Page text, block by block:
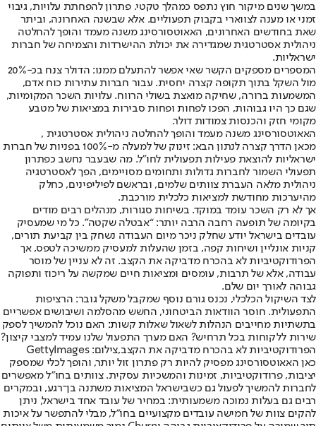
במשך שנים מיקור חוץ נתפס כמהלך טקטי. פתרון להפחתת עלויות, גיבוי
זמני או מענה לצווארי בקבוק תפעוליים. אלא שבשנה האחרונה, וביתר
שאת בחודשים האחרונים, האאוטסורסינג משנה מעמד והופך להחלטה
ניהולית אסטרטגית שמגדירה את יכולת ההישרדות והצמיחה של חברות
ישראליות.
המספרים מספקים הקשר שאי אפשר להתעלם ממנו: הדולר צנח בכ-20%
מול השקל בתוך תקופה קצרה יחסית. עבור חברות עתירות כוח אדם,
המשמעות ברורה, שחיקה מואצת בשולי הרווח. עלויות השכר המקומיות,
שגם כך היו גבוהות, הפכו לפחות ופחות סבירות במציאות של מטבע
מקומי חזק והכנסות צמודות דולר.
האאוטסורסינג משנה מעמד והופך להחלטה ניהולית אסטרטגית ,
מכאן הדרך קצרה לנתון הבא: זינוק של למעלה מ-100% בפניות של חברות
ישראליות להוצאת פעילות תפעולית לחו״ל. מה שבעבר נחשב כפתרון
תפעולי השמור לחברות גדולות ותחומים מסויימים, הפך לאסטרטגיה
ניהולית מלאה העברת צוותים שלמים, ובראשם לפיליפינים, כחלק
מהיערכות מחודשת למציאות כלכלית מורכבת.
אך לא רק השכר עומד במוקד. בשיחות סגורות, מנהלים רבים מודים
בקיומה של תופעה רחבה הרבה יותר: “אבטלה שקטה”. כל מי שמעסיק
עובדים בישראל יודע שחלק ניכר מיום העבודה נשחק בין קביעת תורים,
קניות אונליין ושיחות קפה, בזמן שהעלות למעסיק ממשיכה לטפס, אך
הפרודוקטיביות לא בהכרח מדביקה את הקצב. זה לא עניין של מוסר
עבודה, אלא של תרבות, עומסים ומציאות חיים שמקשה על ריכוז ותפוקה
גבוהה לאורך יום שלם.
לצד השיקול הכלכלי, נכנס גורם נוסף שמקבל משקל גובר: הרציפות
התפעולית. חוסר הוודאות הביטחוני, החשש מהסלמה ושיבושים אפשריים
בתשתיות מחייבים הנהלות לשאול שאלות קשות: האם נוכל להמשיך לספק
שירות ללקוחות בכל תרחיש? האם מערך התפעול שלנו עמיד למצבי קיצון?
הפרודוקטיביות לא בהכרח מדביקה את הקצב,צילום: GettyImages
כאן האאוטסורסינג מפסיק להיות רק פתרון זול יותר, והופך לכלי שמספק
יציבות, פרודוקטיביות, זמינות והמשכיות עסקית. צוותים בחו״ל מאפשרים
לחברות להמשיך לפעול גם כשבישראל המציאות משתנה בן־רגע, ובמקרים
רבים גם בעלות נמוכה משמעותית: במחיר של עובד אחד בישראל, ניתן
להקים צוות של חמישה עובדים מקצועיים בחו״ל, מבלי להתפשר על איכות